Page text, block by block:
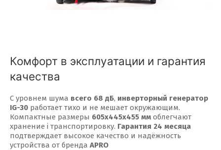
Комфорт в эксплуатации и гарантия
качества
С уровнем шума всего 68 дБ, инверторный генератор
IG-30 работает тихо и не мешает окружающим.
Компактные размеры 605х445х455 мм облегчают
хранение і транспортировку. Гарантия 24 месяца
подтверждает высокое качество и надёжность
устройства от бренда APRO